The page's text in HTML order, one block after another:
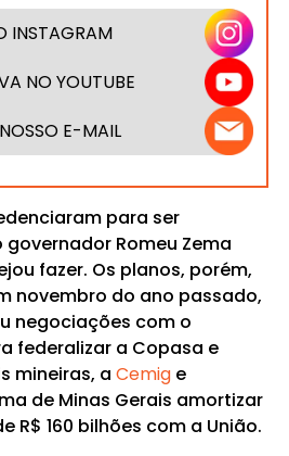
INSTAGRAM
NO YOUTUBE
E-MAIL
para ser
Romeu Zema
fazer. Os planos, porém,
novembro do ano passado,
negociações com o
federalizar a Copasa e
mineiras, a Cemige
de Minas Gerais amortizar
R$ 160 bilhões com a União.